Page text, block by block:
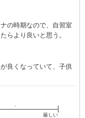
の時期なので、自習室
らより良いと思う。
良くなっていて、子供
厳しい